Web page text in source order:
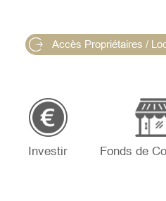
Accès Propriétaires /
Investir Fonds de